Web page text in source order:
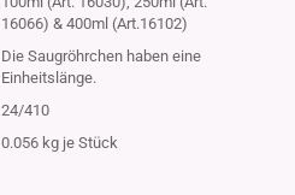
16066) & 400ml (Art.16102)
Die Saugröhrchen haben eine
Einheitslänge.
24/410
0.056 kg je Stück